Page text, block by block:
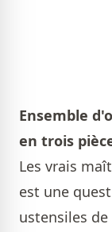
Ensemble
en trois
Les vrais
est une
ustensiles